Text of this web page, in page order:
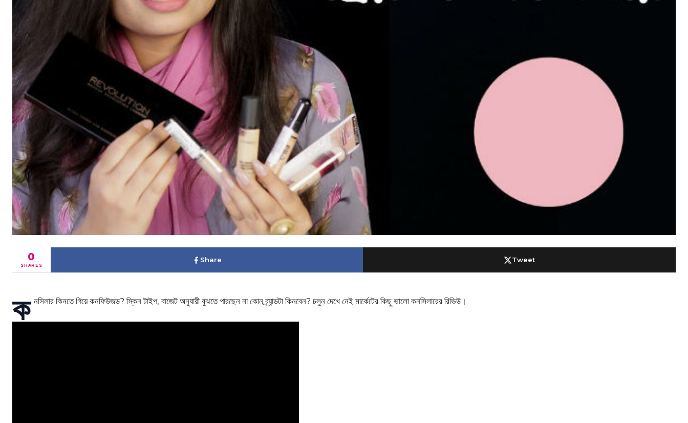
0
SHARES
Share Tweet
ক নসিলার কিনতে গিয়ে কনফিউজড? স্কিন টাইপ, বাজেট অনুযায়ী বুঝতে পারছেন না কোন ব্র্যান্ডটা কিনবেন? চলুন দেখে নেই মার্কেটের কিছু ভালো কনসিলারের রিভিউ।